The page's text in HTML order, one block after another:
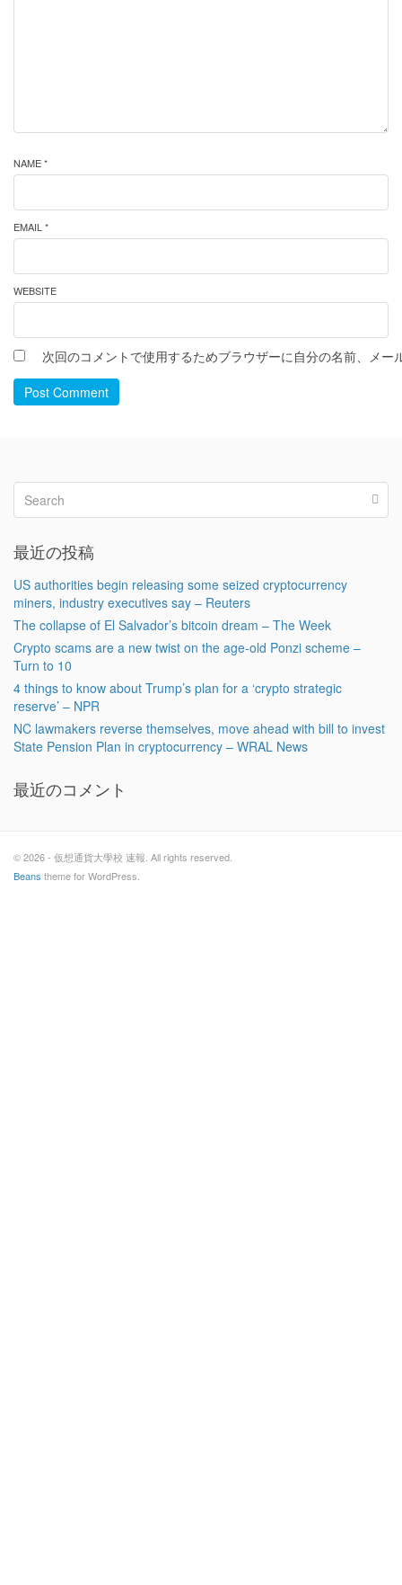
NAME *
EMAIL *
WEBSITE
次回のコメントで使用するためブラウザーに自分の名前、メー
Post Comment
最近の投稿
US authorities begin releasing some seized cryptocurrency
miners, industry executives say – Reuters
The collapse of El Salvador’s bitcoin dream – The Week
Crypto scams are a new twist on the age-old Ponzi scheme –
Turn to 10
4 things to know about Trump’s plan for a ‘crypto strategic
reserve’ – NPR
NC lawmakers reverse themselves, move ahead with bill to invest
State Pension Plan in cryptocurrency – WRAL News
最近のコメント
© 2026 - 仮想通貨大學校 速報. All rights reserved.
Beans theme for WordPress.